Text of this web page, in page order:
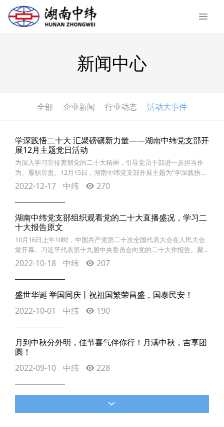
新闻中心
全部 企业新闻 行业动态 活动大事件
学深践悟二十大 汇聚磅礴新力量——湖南中纬党支部开
展12月主题党日活动
为深入学习宣传贯彻党的二十大精神，引导党员干部进一步担当作
为、履职尽责。12月15日，湖南中纬党支部开展主题为“学深践悟二
十大 汇聚磅礴新力量”的主题党日活动，支部全体党员及入党积极分
子参加。活动从组织党员及入党积极分子线上观影开篇，集中观看
创意微政论片《真理之光》，重温党史故事，坚定理想信念，传承
红色精神，勇担强国使命。由党支部书记领头，组织全体与会人员
集中学习精读《习近平总书记在党的十九届七中
2022-12-17 中纬 270
湖南中纬党支部组织观看党的二十大直播盛况，学习二
十大报告原文
10月16日上午10时，中国共产党第二十次全国代表大会在人民大会
堂开幕。习近平代表第十九届中央委员会向党的二十大作报告。聚
焦二十大湖南中纬党支部组织全体党员及入党积极分子观看了党的
二十大开幕直播盛况。聆听二十大报告，认真学习报告原文，感受
新时代脉动，凝聚奋进新征程的力量！二十大十年奋斗路，铸就新
辉煌。党的十八大以来，我们党以一份令人振奋的成绩单，给时代
和人民交上了一份优异答卷。习近平总书记所作的报
2022-10-18 中纬 207
盛世华诞 举国同庆丨祝祖国繁荣昌盛，国泰民安！
2022-10-01
中纬 190
月到中秋分外明，佳节喜气伴你行！月满中秋，吉享团
圆！
2022-09-10
中纬 228